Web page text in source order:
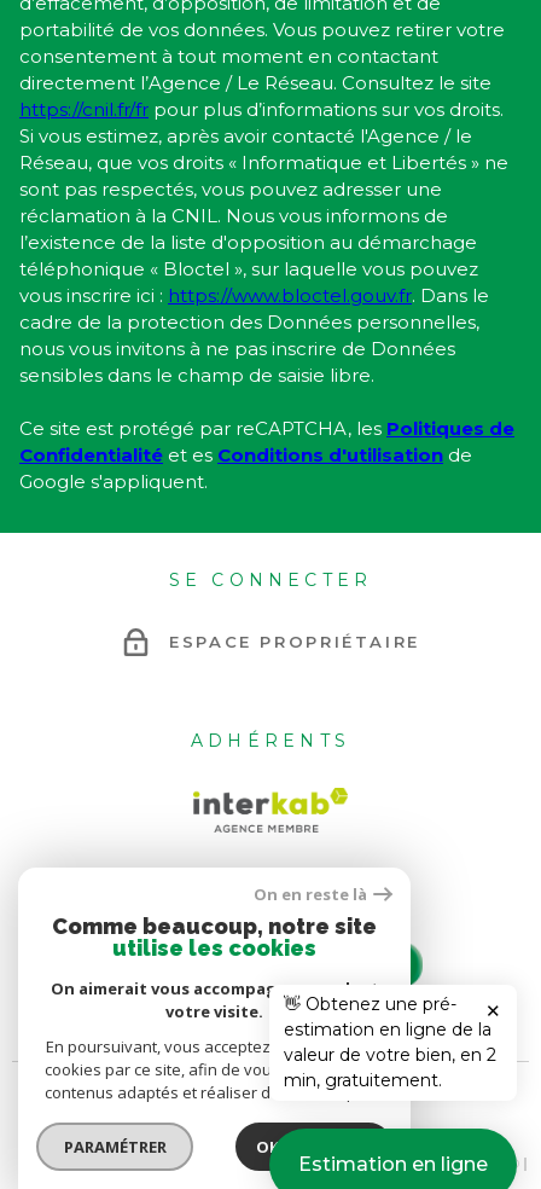
portabilité de vos données. Vous pouvez retirer votre
consentement à tout moment en contactant
directement l’Agence / Le Réseau. Consultez le site
https://cnil.fr/fr pour plus d’informations sur vos droits.
Si vous estimez, après avoir contacté l'Agence / le
Réseau, que vos droits « Informatique et Libertés » ne
sont pas respectés, vous pouvez adresser une
réclamation à la CNIL. Nous vous informons de
l’existence de la liste d'opposition au démarchage
téléphonique « Bloctel », sur laquelle vous pouvez
vous inscrire ici : https://www.bloctel.gouv.fr. Dans le
cadre de la protection des Données personnelles,
nous vous invitons à ne pas inscrire de Données
sensibles dans le champ de saisie libre.
Ce site est protégé par reCAPTCHA, les Politiques de
Confidentialité et es Conditions d'utilisation de
Google s'appliquent.
SE CONNECTER
ESPACE PROPRIÉTAIRE
ADHÉRENTS
© 2026 | Tous droits réservés | Traduction powered by Google |
Nos Honoraires
Plan Du Site Mentions Légales Admin
Politique RGPD
Cookies
On en reste là
Comme beaucoup, notre site
utilise les cookies
On aimerait vous accompagner pendant
votre visite.
En poursuivant, vous acceptez l'utilisation des
cookies par ce site, afin de vous proposer des
contenus adaptés et réaliser des statistiques !
PARAMÉTRER OK POUR MOI !
Estimation en ligne
👋 Obtenez une pré-
estimation en ligne de la
valeur de votre bien, en 2
min, gratuitement.
✕